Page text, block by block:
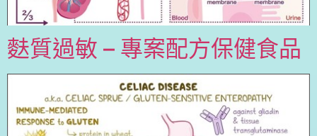
麩質過敏 – 專案配方保健食品